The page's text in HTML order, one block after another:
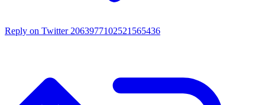
Reply on Twitter 2063977102521565436